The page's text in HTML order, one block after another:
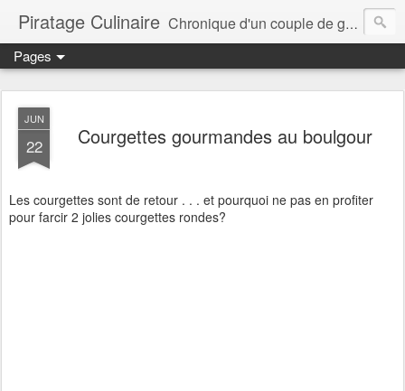
Piratage Culinaire Chronique d'un couple de gourmands
Pages
JUN
22 Courgettes gourmandes au boulgour
Les courgettes sont de retour . . . et pourquoi ne pas en profiter
pour farcir 2 jolies courgettes rondes?